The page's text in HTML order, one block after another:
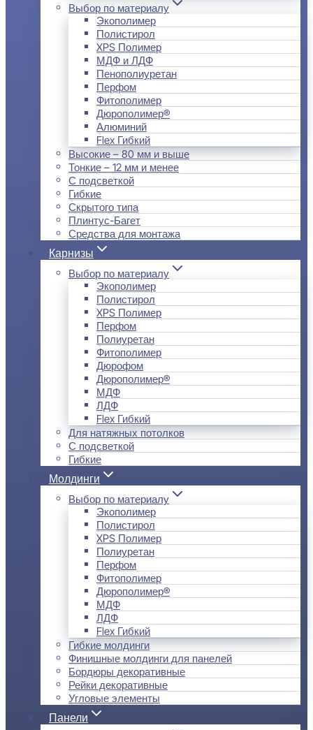
Выбор по материалу
Экополимер
Полистирол
XPS Полимер
МДФ и ЛДФ
Пенополиуретан
Перфом
Фитополимер
Дюрополимер®
Алюминий
Flex Гибкий
Высокие – 80 мм и выше
Тонкие – 12 мм и менее
С подсветкой
Гибкие
Скрытого типа
Плинтус-Багет
Средства для монтажа
Карнизы
Выбор по материалу
Экополимер
Полистирол
XPS Полимер
Перфом
Полиуретан
Фитополимер
Дюрофом
Дюрополимер®
МДФ
ЛДФ
Flex Гибкий
Для натяжных потолков
С подсветкой
Гибкие
Молдинги
Выбор по материалу
Экополимер
Полистирол
XPS Полимер
Полиуретан
Перфом
Фитополимер
Дюрополимер®
МДФ
ЛДФ
Flex Гибкий
Гибкие молдинги
Финишные молдинги для панелей
Бордюры декоративные
Рейки декоративные
Угловые элементы
Панели